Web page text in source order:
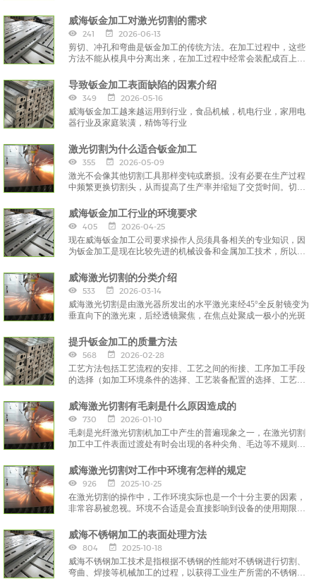
威海钣金加工对激光切割的需求
241
2026-06-13
剪切、冲孔和弯曲是钣金加工的传统方法。在加工过程中，这些
方法不能从模具中分离出来，在加工过程中经常会装配成百上千
导致钣金加工表面缺陷的因素介绍
349
2026-05-16
威海钣金加工越来越运用到行业，食品机械，机电行业，家用电
器行业及家庭装潢，精饰等行业
激光切割为什么适合钣金加工
355
2026-05-09
激光不会像其他切割工具那样变钝或磨损。没有必要在生产过程
中频繁更换切割头，从而提高了生产率并缩短了交货时间。切割
威海钣金加工行业的环境要求
405
2026-04-25
现在威海钣金加工公司要求操作人员须具备相关的专业知识，因
为钣金加工是现在比较先进的机械设备和金属加工技术，所以有
能，
威海激光切割的分类介绍
533
2026-03-14
威海激光切割是由激光器所发出的水平激光束经45°全反射镜变为
垂直向下的激光束，后经透镜聚焦，在焦点处聚成一极小的光斑
提升钣金加工的质量方法
568
2026-02-28
工艺方法包括工艺流程的安排、工艺之间的衔接、工序加工手段
的选择（如加工环境条件的选择、工艺装备配置的选择、工艺参
威海激光切割有毛刺是什么原因造成的
730
2026-01-10
毛刺是光纤激光切割机加工中产生的普遍现象之一，在激光切割
加工中工件表面过渡处有时会出现的各种尖角、毛边等不规则的
威海激光切割对工作中环境有怎样的规定
926
2025-10-25
在激光切割的操作中，工作环境实际也是一个十分主要的因素，
非常容易被忽视。环境不合适是会直接影响到设备的使用期限和
威海不锈钢加工的表面处理方法
804
2025-10-18
威海不锈钢加工技术是指根据不锈钢的性能对不锈钢进行切割、
弯曲、焊接等机械加工的过程，以获得工业生产所需的不锈钢产